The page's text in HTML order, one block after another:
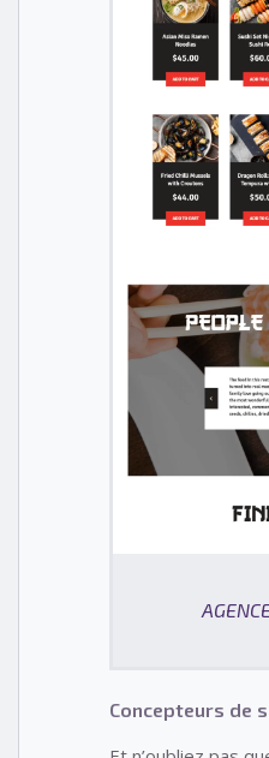
Concepteurs de